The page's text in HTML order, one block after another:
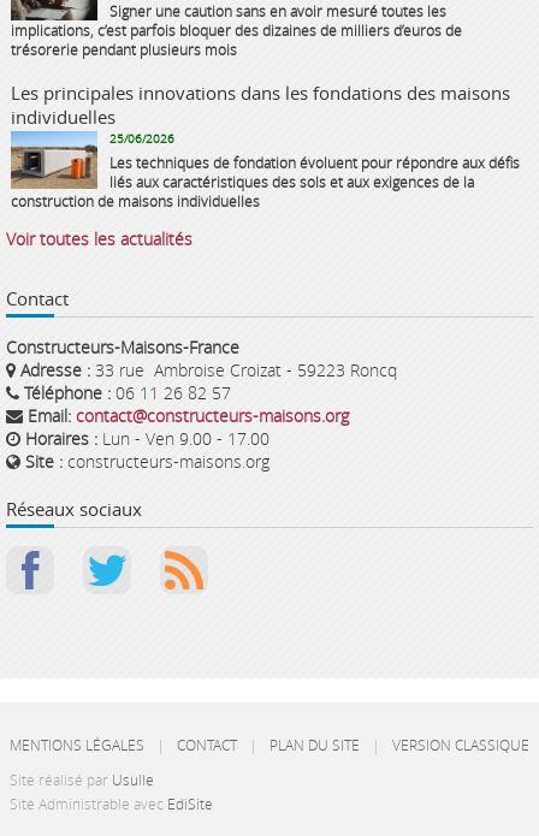
Signer une caution sans en avoir mesuré toutes les
implications, c’est parfois bloquer des dizaines de milliers d’euros de
trésorerie pendant plusieurs mois
Les principales innovations dans les fondations des maisons
individuelles
25/06/2026
Les techniques de fondation évoluent pour répondre aux défis
liés aux caractéristiques des sols et aux exigences de la
construction de maisons individuelles
Voir toutes les actualités
Contact
Constructeurs-Maisons-France
Adresse : 33 rue Ambroise Croizat - 59223 Roncq
Téléphone : 06 11 26 82 57
Email: contact@constructeurs-maisons.org
Horaires : Lun - Ven 9.00 - 17.00
Site : constructeurs-maisons.org
Réseaux sociaux
MENTIONS LÉGALES | CONTACT | PLAN DU SITE |
VERSION CLASSIQUE
Site réalisé par Usulle
Site Administrable avec EdiSite